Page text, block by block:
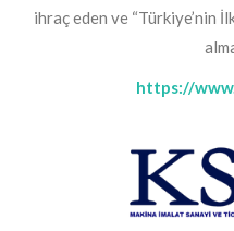
ihraç eden ve “Türkiye’nin
https://